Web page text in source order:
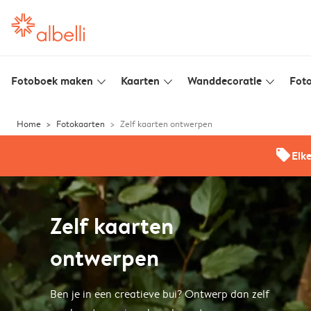
Fotoboek maken slim_arrow_down Kaarten slim_arrow_down Wanddecoratie slim_arrow_down
Home Fotokaarten Zelf kaarten ontwerpen
offers
Zelf kaarten
ontwerpen
Ben je in een creatieve bui? Ontwerp dan zelf